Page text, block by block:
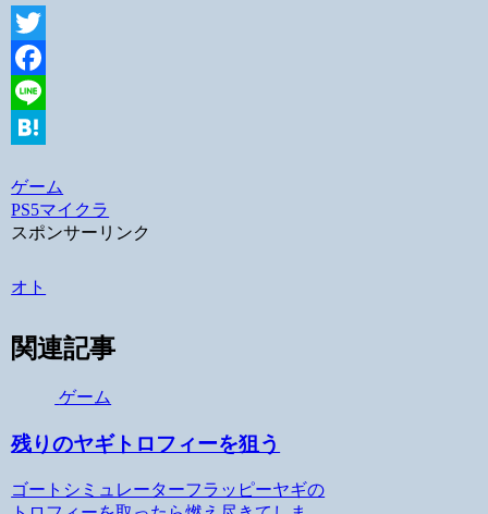
Twitter
Facebook
Line
ゲーム
PS5マイクラ
スポンサーリンク
オト
関連記事
ゲーム
残りのヤギトロフィーを狙う
ゴートシミュレーターフラッピーヤギの